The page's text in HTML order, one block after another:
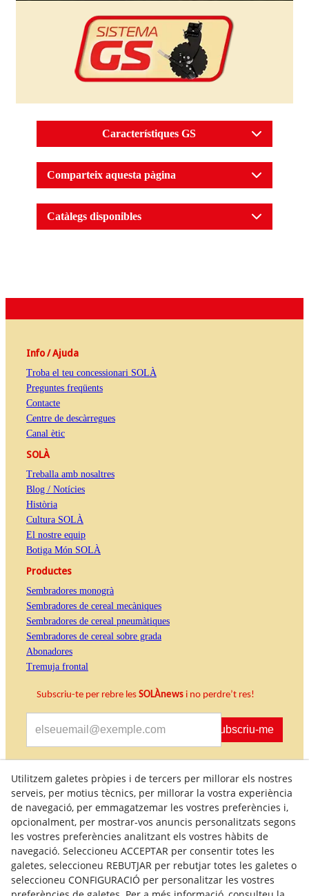
Característiques GS
Comparteix aquesta pàgina
Catàlegs disponibles
Info / Ajuda
Troba el teu concessionari SOLÀ
Preguntes freqüents
Contacte
Centre de descàrregues
Canal ètic
SOLÀ
Treballa amb nosaltres
Blog / Notícies
Història
Cultura SOLÀ
El nostre equip
Botiga Món SOLÀ
Productes
Sembradores monogrà
Sembradores de cereal mecàniques
Sembradores de cereal pneumàtiques
Sembradores de cereal sobre grada
Abonadores
Tremuja frontal
Subscriu-te per rebre les SOLÀnews i no perdre’t res!
Subscriu-me
Accepto rebre informació comercial
Utilitzem galetes pròpies i de tercers per millorar els nostres
serveis, per motius tècnics, per millorar la vostra experiència
de navegació, per emmagatzemar les vostres preferències i,
opcionalment, per mostrar-vos anuncis personalitzats segons
les vostres preferències analitzant els vostres hàbits de
navegació. Seleccioneu ACCEPTAR per consentir totes les
galetes, seleccioneu REBUTJAR per rebutjar totes les galetes o
seleccioneu CONFIGURACIÓ per personalitzar les vostres